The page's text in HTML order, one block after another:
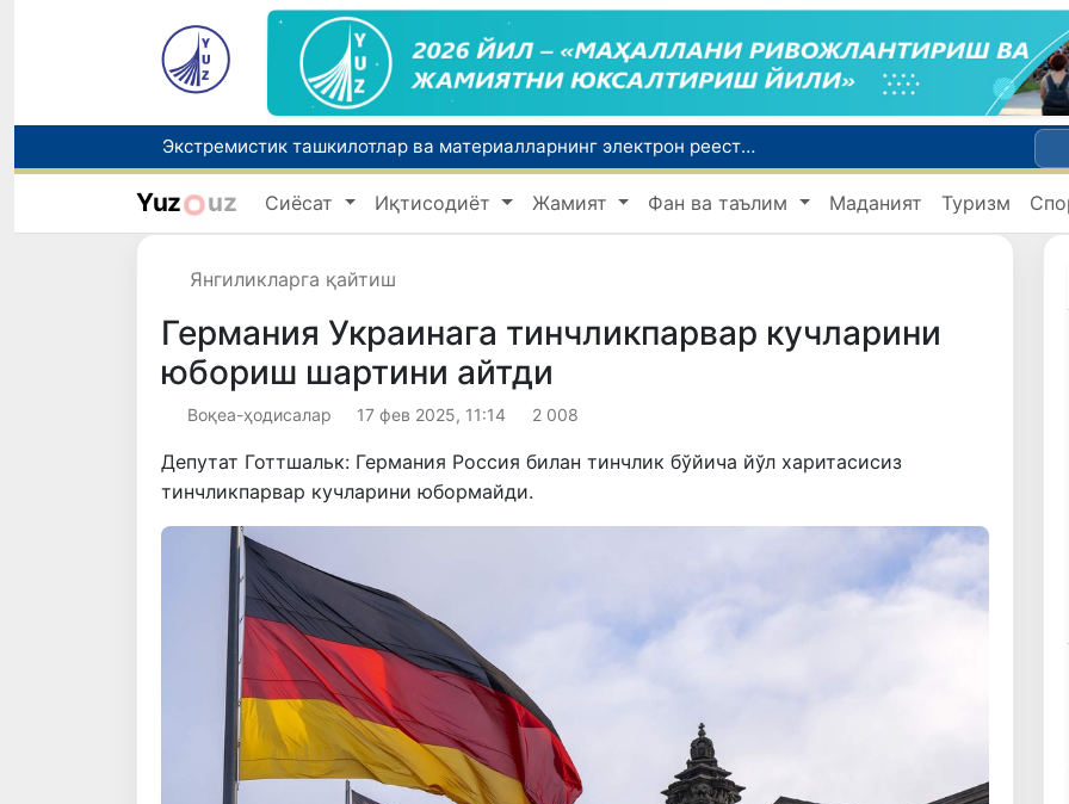
Экстремистик ташкилотлар ва материалларнинг электрон реестри юритилади
Ўзбекистон Журналистлар уюшмаси қошида Блогерлар ижодий кенгаши ташкил этилди
Кредит ва молиявий хизматлар рекламасига огоҳлантириш талаби киритилади
Yuz uz Сиёсат Иқтисодиёт Жамият Фан ва таълим Маданият Туризм
Янгиликларга қайтиш
Германия Украинага тинчликпарвар кучларини
юбориш шартини айтди
Воқеа-ҳодисалар 17 фев 2025, 11:14 2 008
Депутат Готтшальк: Германия Россия билан тинчлик бўйича йўл харитасисиз
тинчликпарвар кучларини юбормайди.